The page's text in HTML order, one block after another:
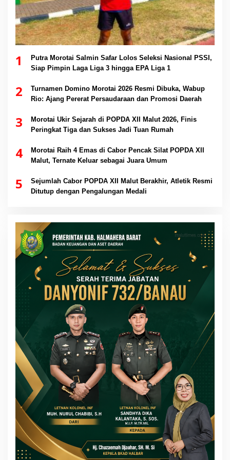
1
Putra Morotai Salmin Safar Lolos Seleksi Nasional PSSI,
Siap Pimpin Laga Liga 3 hingga EPA Liga 1
2
Turnamen Domino Morotai 2026 Resmi Dibuka, Wabup
Rio: Ajang Pererat Persaudaraan dan Promosi Daerah
3
Morotai Ukir Sejarah di POPDA XII Malut 2026, Finis
Peringkat Tiga dan Sukses Jadi Tuan Rumah
4
Morotai Raih 4 Emas di Cabor Pencak Silat POPDA XII
Malut, Ternate Keluar sebagai Juara Umum
5
Sejumlah Cabor POPDA XII Malut Berakhir, Atletik Resmi
Ditutup dengan Pengalungan Medali